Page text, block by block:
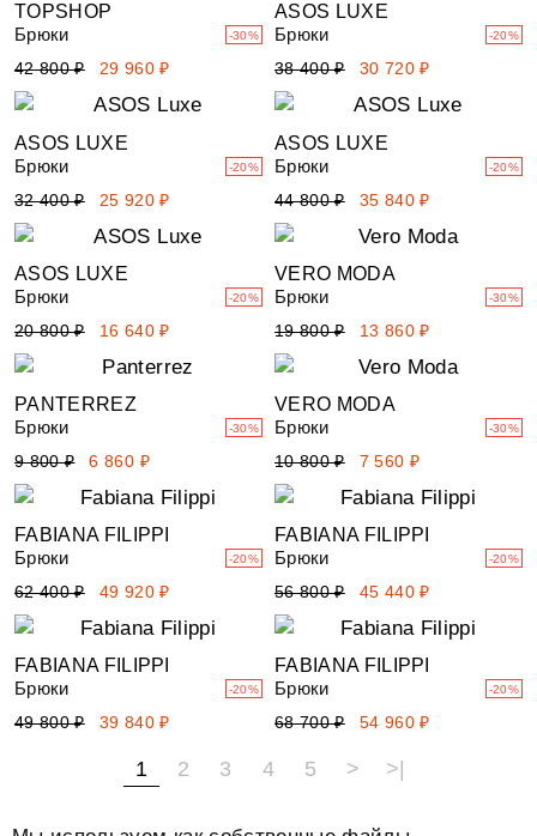
TOPSHOP
Брюки
42 800 ₽ 29 960 ₽
-30%
ASOS LUXE
Брюки
38 400 ₽ 30 720 ₽
-20%
ASOS LUXE
Брюки
32 400 ₽ 25 920 ₽
-20%
ASOS LUXE
Брюки
44 800 ₽ 35 840 ₽
-20%
ASOS LUXE
Брюки
20 800 ₽ 16 640 ₽
-20%
VERO MODA
Брюки
19 800 ₽ 13 860 ₽
-30%
PANTERREZ
Брюки
9 800 ₽ 6 860 ₽
-30%
VERO MODA
Брюки
10 800 ₽ 7 560 ₽
-30%
FABIANA FILIPPI
Брюки
62 400 ₽ 49 920 ₽
-20%
FABIANA FILIPPI
Брюки
56 800 ₽ 45 440 ₽
-20%
FABIANA FILIPPI
Брюки
49 800 ₽ 39 840 ₽
-20%
FABIANA FILIPPI
Брюки
68 700 ₽ 54 960 ₽
-20%
1 2 3 4 5 > >|